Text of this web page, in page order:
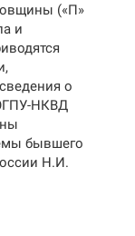
(«П»
и
о
НКВД
бывшего
Н.И.